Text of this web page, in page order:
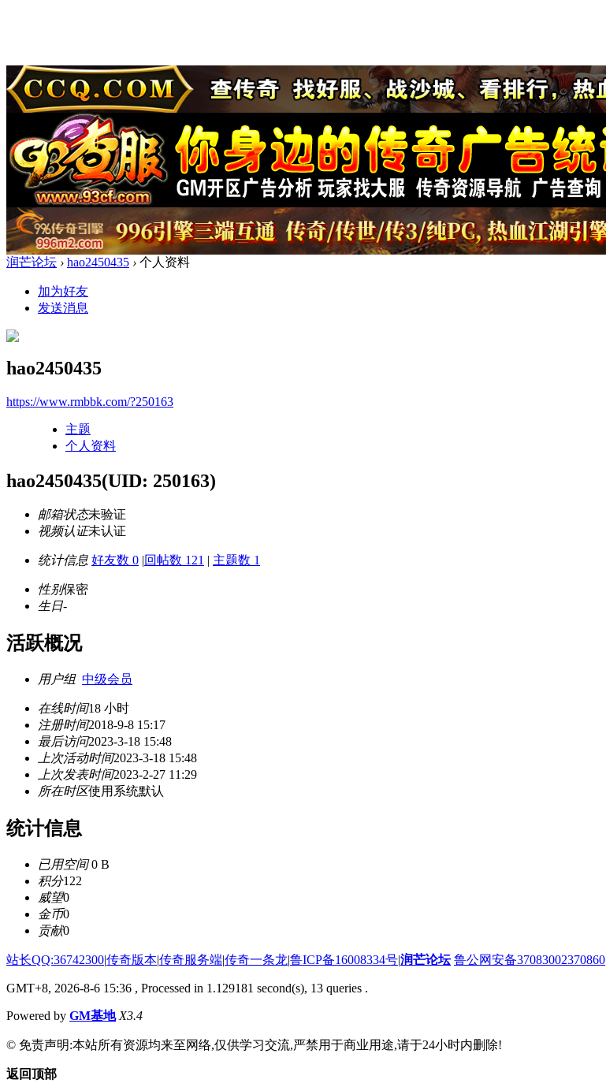
润芒论坛 › hao2450435 › 个人资料
加为好友
发送消息
hao2450435
https://www.rmbbk.com/?250163
主题
个人资料
hao2450435(UID: 250163)
邮箱状态未验证
视频认证未认证
统计信息 好友数 0 |回帖数 121 | 主题数 1
性别保密
生日-
活跃概况
用户组 中级会员
在线时间18 小时
注册时间2018-9-8 15:17
最后访问2023-3-18 15:48
上次活动时间2023-3-18 15:48
上次发表时间2023-2-27 11:29
所在时区使用系统默认
统计信息
已用空间0 B
积分122
威望0
金币0
贡献0
站长QQ:36742300|传奇版本|传奇服务端|传奇一条龙|鲁ICP备16008334号|润芒论坛 鲁公网安备37083002370860
GMT+8, 2026-8-6 15:36 , Processed in 1.129181 second(s), 13 queries .
Powered by GM基地 X3.4
© 免责声明:本站所有资源均来至网络,仅供学习交流,严禁用于商业用途,请于24小时内删除!
返回顶部